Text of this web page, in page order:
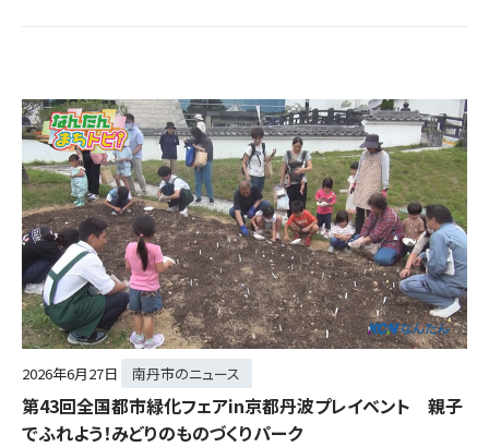
2026年6月27日 南丹市のニュース
第43回全国都市緑化フェアin京都丹波プレイベント 親子
でふれよう！みどりのものづくりパーク